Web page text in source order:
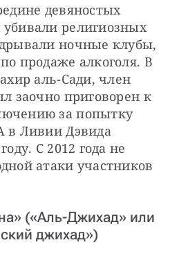
девяностых
религиозных
ночные клубы,
продаже алкоголя. В
аль-Сади, член
заочно приговорен к
за попытку
в Ливии Дэвида
С 2012 года не
атаки участников
(«Аль-Джихад» или
джихад»)